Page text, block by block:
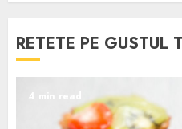
RETETE PE GUSTUL
4 min read